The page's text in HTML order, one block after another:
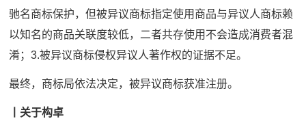
驰名商标保护，但被异议商标指定使用商品与异议人商标赖
以知名的商品关联度较低，二者共存使用不会造成消费者混
淆；3.被异议商标侵权异议人著作权的证据不足。
最终，商标局依法决定，被异议商标获准注册。
关于构卓